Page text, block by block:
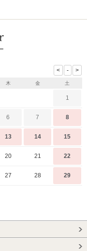
木 金 土
1
6 7 8
13 14 15
20 21 22
27 28 29